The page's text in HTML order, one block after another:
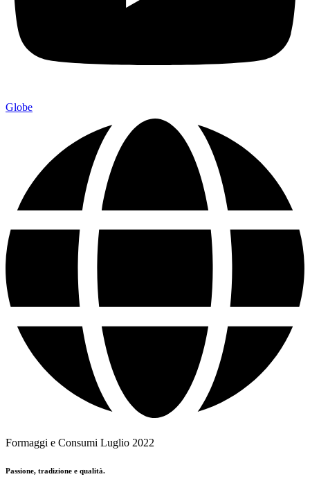
Globe
Formaggi e Consumi Luglio 2022
Passione, tradizione e qualità.